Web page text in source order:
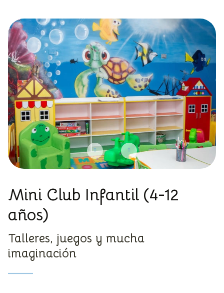
Mini Club Infantil (4-12
años)
Talleres, juegos y mucha
imaginación